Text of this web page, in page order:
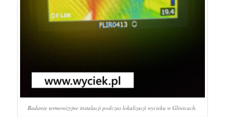
Badanie termowizyjne instalacji podczas lokalizacji wycieku w Gliwicach.